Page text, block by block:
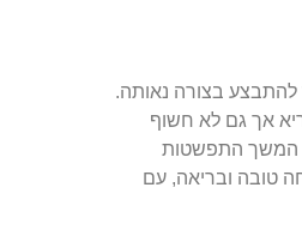
בצורה נאותה.
אך גם לא חשוף
המשך התפשטות
טובה ובריאה, עם